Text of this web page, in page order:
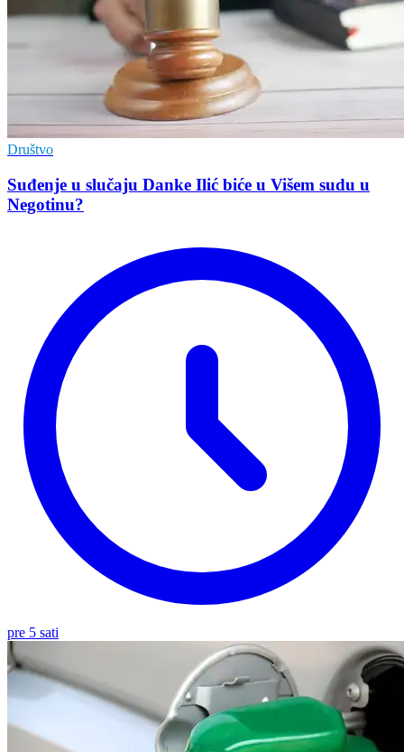
Društvo
Suđenje u slučaju Danke Ilić biće u Višem sudu u
Negotinu?
pre 5 sati